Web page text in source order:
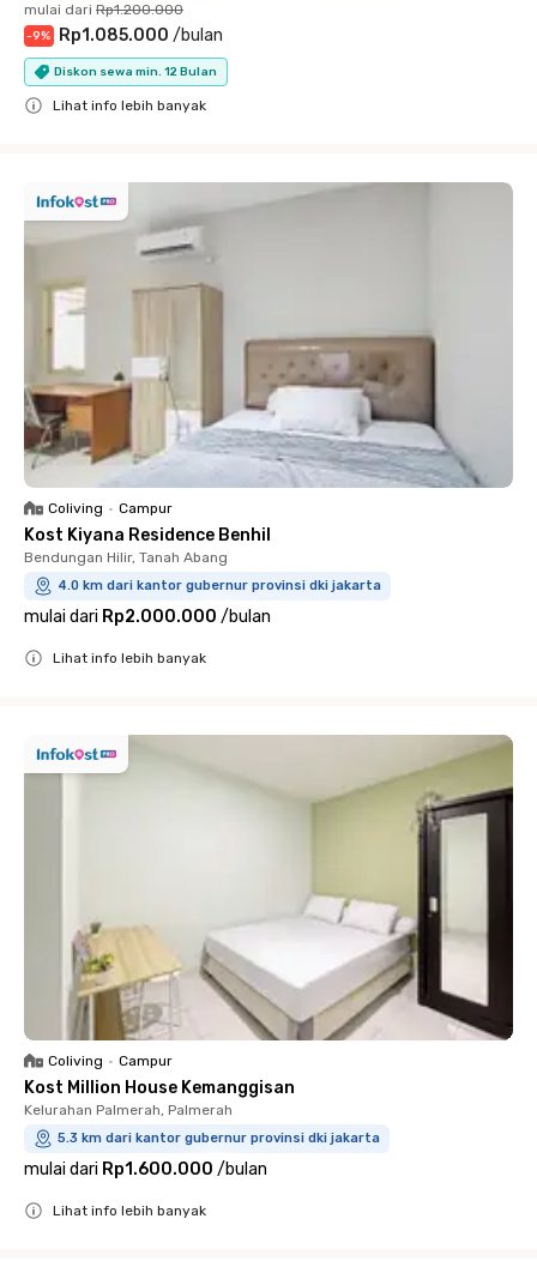
mulai dari Rp1.200.000
-9% Rp1.085.000 /bulan
Diskon sewa min. 12 Bulan
Lihat info lebih banyak
Coliving • Campur
Kost Kiyana Residence Benhil
Bendungan Hilir, Tanah Abang
4.0 km dari kantor gubernur provinsi dki jakarta
mulai dari Rp2.000.000 /bulan
Lihat info lebih banyak
Coliving • Campur
Kost Million House Kemanggisan
Kelurahan Palmerah, Palmerah
5.3 km dari kantor gubernur provinsi dki jakarta
mulai dari Rp1.600.000 /bulan
Lihat info lebih banyak